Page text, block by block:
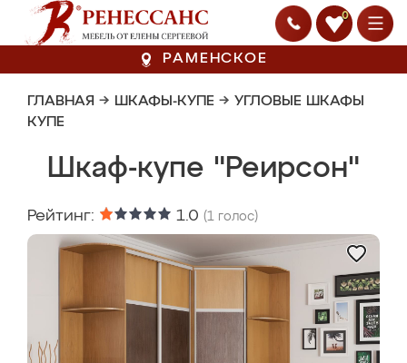
0
РАМЕНСКОЕ
ГЛАВНАЯ → ШКАФЫ-КУПЕ → УГЛОВЫЕ ШКАФЫ
КУПЕ
Шкаф-купе "Реирсон"
Рейтинг: 1.0 (1 голос)